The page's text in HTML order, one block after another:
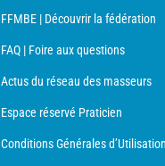
FFMBE | Découvrir la fédération
FAQ | Foire aux questions
Actus du réseau des masseurs
Espace réservé Praticien
Conditions Générales d’Utilisation